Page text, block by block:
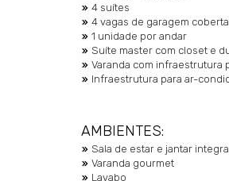
4 suítes
4 vagas de garagem
1 unidade por andar
Suíte master com closet e
Varanda com infraestrutura
Infraestrutura para ar-
AMBIENTES:
Sala de estar e jantar
Varanda gourmet
Lavabo